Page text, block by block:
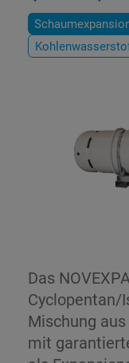
Das
Cyclopentan/
Mischung
mit